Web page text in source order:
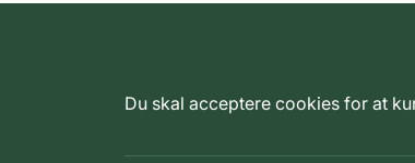
Du skal acceptere cookies for at